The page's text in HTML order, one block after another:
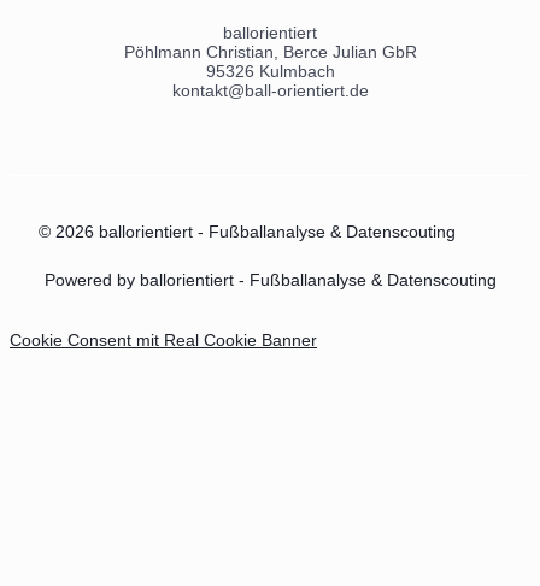
ballorientiert
Pöhlmann Christian, Berce Julian GbR
95326 Kulmbach
kontakt@ball-orientiert.de
© 2026 ballorientiert - Fußballanalyse & Datenscouting
Powered by ballorientiert - Fußballanalyse & Datenscouting
Cookie Consent mit Real Cookie Banner